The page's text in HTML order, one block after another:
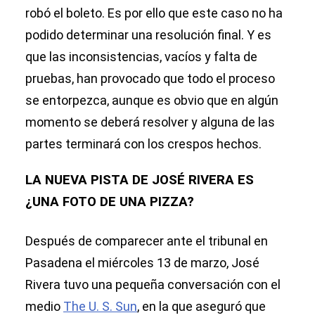
robó el boleto. Es por ello que este caso no ha
podido determinar una resolución final. Y es
que las inconsistencias, vacíos y falta de
pruebas, han provocado que todo el proceso
se entorpezca, aunque es obvio que en algún
momento se deberá resolver y alguna de las
partes terminará con los crespos hechos.
LA NUEVA PISTA DE JOSÉ RIVERA ES
¿UNA FOTO DE UNA PIZZA?
Después de comparecer ante el tribunal en
Pasadena el miércoles 13 de marzo, José
Rivera tuvo una pequeña conversación con el
medio The U. S. Sun, en la que aseguró que